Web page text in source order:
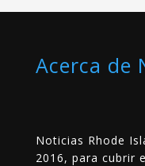
Acerca de
Noticias Rhode
2016, para cubrir